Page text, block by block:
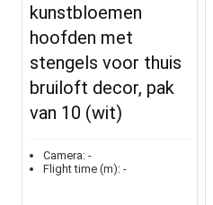
kunstbloemen
hoofden met
stengels voor thuis
bruiloft decor, pak
van 10 (wit)
Camera: -
Flight time (m): -